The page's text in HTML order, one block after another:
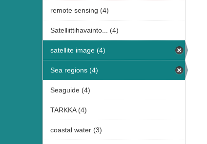
remote sensing (4)
Satelliittihavainto... (4)
satellite image (4)
Sea regions (4)
Seaguide (4)
TARKKA (4)
coastal water (3)